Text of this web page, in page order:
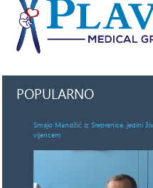
POPULARNO
Smajo Mandžić iz Srebrenice, jedini
vijencem